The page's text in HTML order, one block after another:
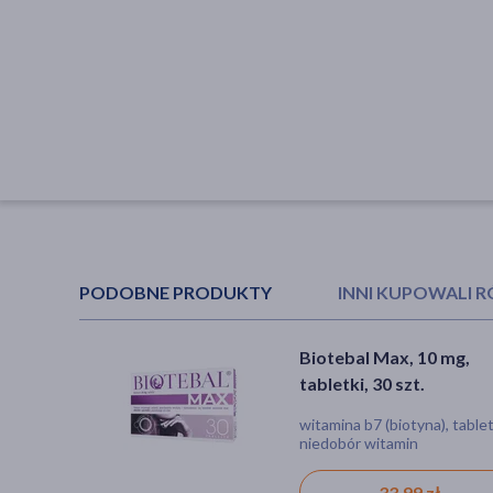
PODOBNE PRODUKTY INNI KUPOWALI
Biotebal Max, 10 mg,
tabletki, 30 szt.
witamina b7 (biotyna),
niedobór witamin
Biotylek, 5 mg, tabletki,
szt.
witamina b7 (biotyna),
niedobór witamin, osłabione